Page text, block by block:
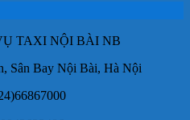
TAXI NỘI BÀI NB
Sân Bay Nội Bài, Hà Nội